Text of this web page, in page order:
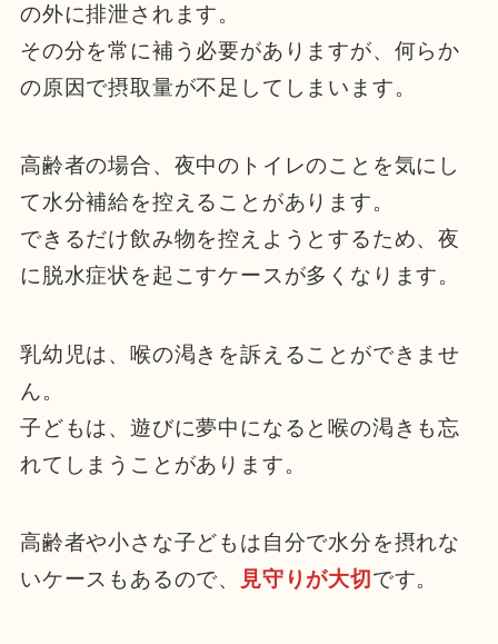
の外に排泄されます。
その分を常に補う必要がありますが、何らか
の原因で摂取量が不足してしまいます。
高齢者の場合、夜中のトイレのことを気にし
て水分補給を控えることがあります。
できるだけ飲み物を控えようとするため、夜
に脱水症状を起こすケースが多くなります。
乳幼児は、喉の渇きを訴えることができませ
ん。
子どもは、遊びに夢中になると喉の渇きも忘
れてしまうことがあります。
高齢者や小さな子どもは自分で水分を摂れな
いケースもあるので、
見守りが大切 です。